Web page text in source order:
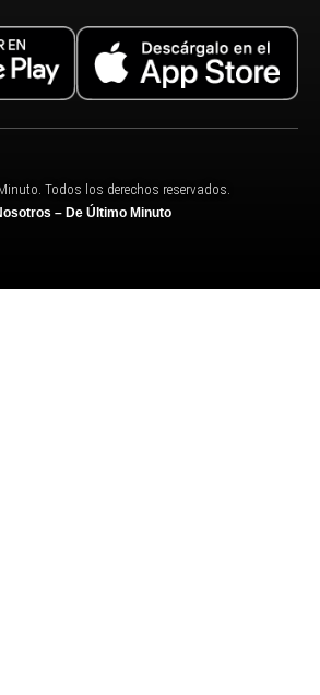
Todos los derechos reservados.
– De Último Minuto